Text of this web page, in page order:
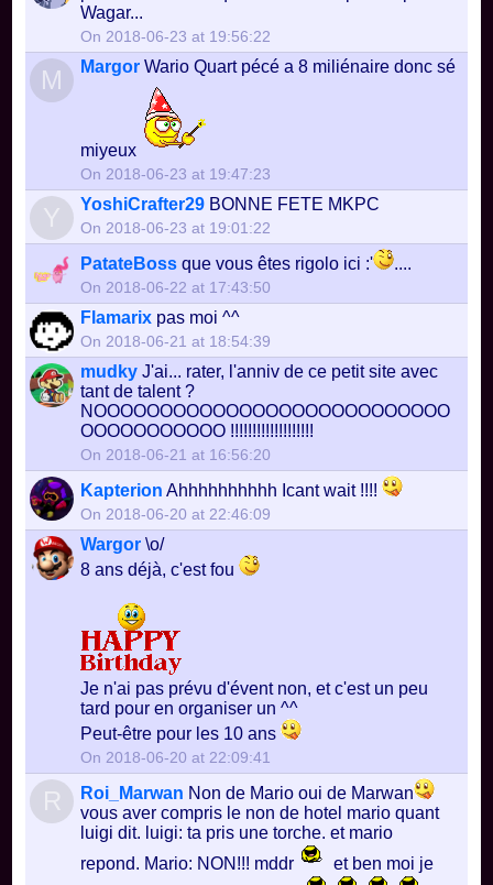
Wagar...
On 2018-06-23 at 19:56:22
M Margor Wario Quart pécé a 8 miliénaire donc sé
miyeux
On 2018-06-23 at 19:47:23
YoshiCrafter29 BONNE FETE MKPC
On 2018-06-23 at 19:01:22
PatateBoss que vous êtes rigolo ici :' ....
On 2018-06-22 at 17:43:50
Flamarix pas moi ^^
On 2018-06-21 at 18:54:39
mudky J'ai... rater, l'anniv de ce petit site avec
tant de talent ?
NOOOOOOOOOOOOOOOOOOOOOOOOOOO
OOOOOOOOOOO !!!!!!!!!!!!!!!!!!!
On 2018-06-21 at 16:56:20
Kapterion Ahhhhhhhhhh Icant wait !!!!
On 2018-06-20 at 22:46:09
Wargor \o/
8 ans déjà, c'est fou
Je n'ai pas prévu d'évent non, et c'est un peu
tard pour en organiser un ^^
Peut-être pour les 10 ans
On 2018-06-20 at 22:09:41
Roi_Marwan Non de Mario oui de Marwan
vous aver compris le non de hotel mario quant
luigi dit. luigi: ta pris une torche. et mario
repond. Mario: NON!!! mddr
et ben moi je